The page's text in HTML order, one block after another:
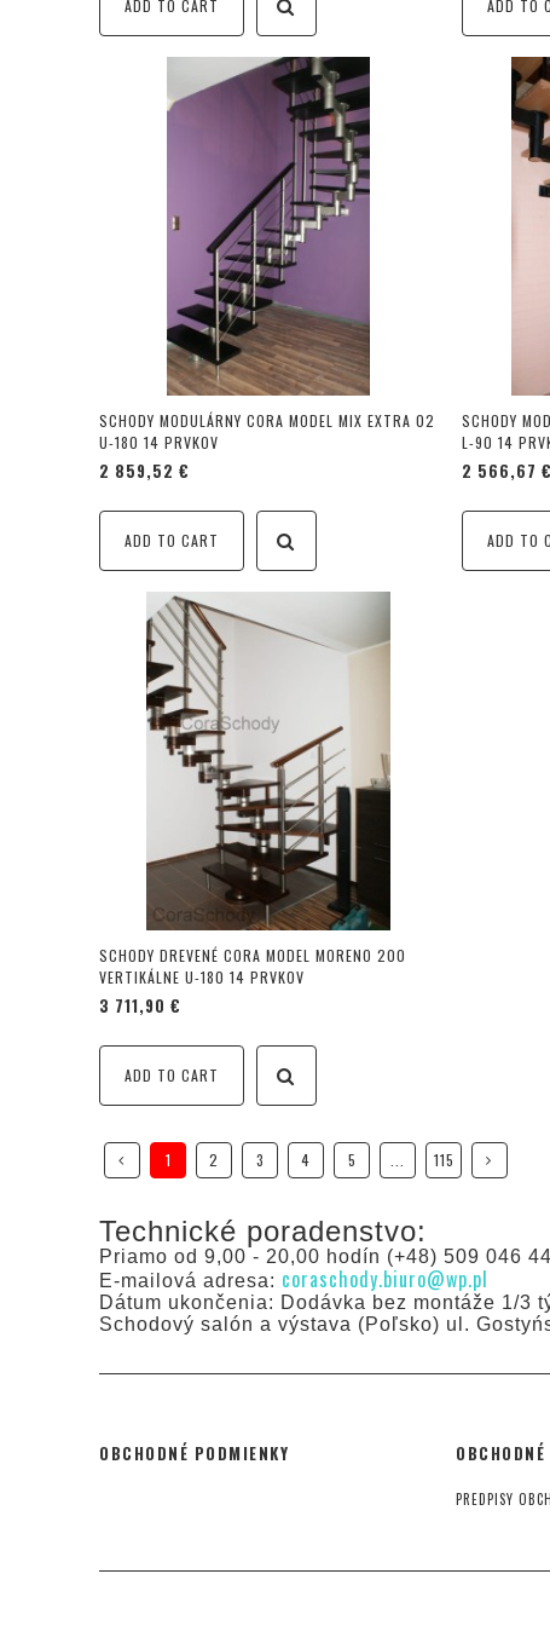
ADD TO CART ADD TO
SCHODY MODULÁRNY CORA MODEL MIX EXTRA 02
U-180 14 PRVKOV
2 859,52 €
ADD TO CART
SCHODY
L-90 14
2 566,67 €
ADD TO
SCHODY DREVENÉ CORA MODEL MORENO 200
VERTIKÁLNE U-180 14 PRVKOV
3 711,90 €
ADD TO CART
1 2 3 4 5 115
Technické poradenstvo:
Priamo od 9,00 - 20,00 hodín (+48) 509 046
E-mailová adresa: coraschody.biuro@wp.pl
Dátum ukončenia: Dodávka bez montáže 1/3
Schodový salón a výstava (Poľsko) ul.
OBCHODNÉ PODMIENKY
PREDPISY